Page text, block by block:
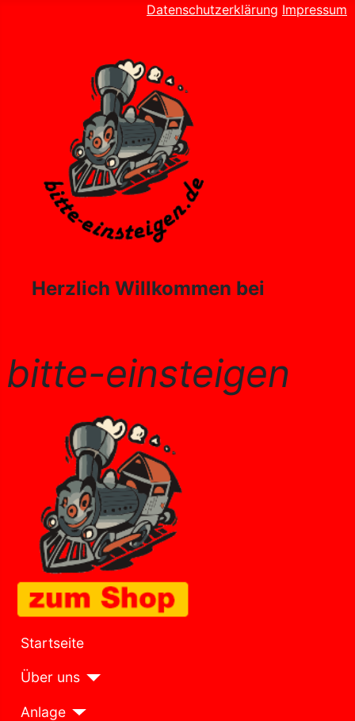
Datenschutzerklärung Impressum
Herzlich Willkommen bei
bitte-einsteigen
Startseite
Über uns
Anlage